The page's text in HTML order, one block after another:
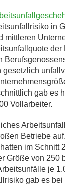
in
mittleren
gab es
Vollarbeiter.
Betriebe
im Schnitt
Größe von 250
je
gab es bei